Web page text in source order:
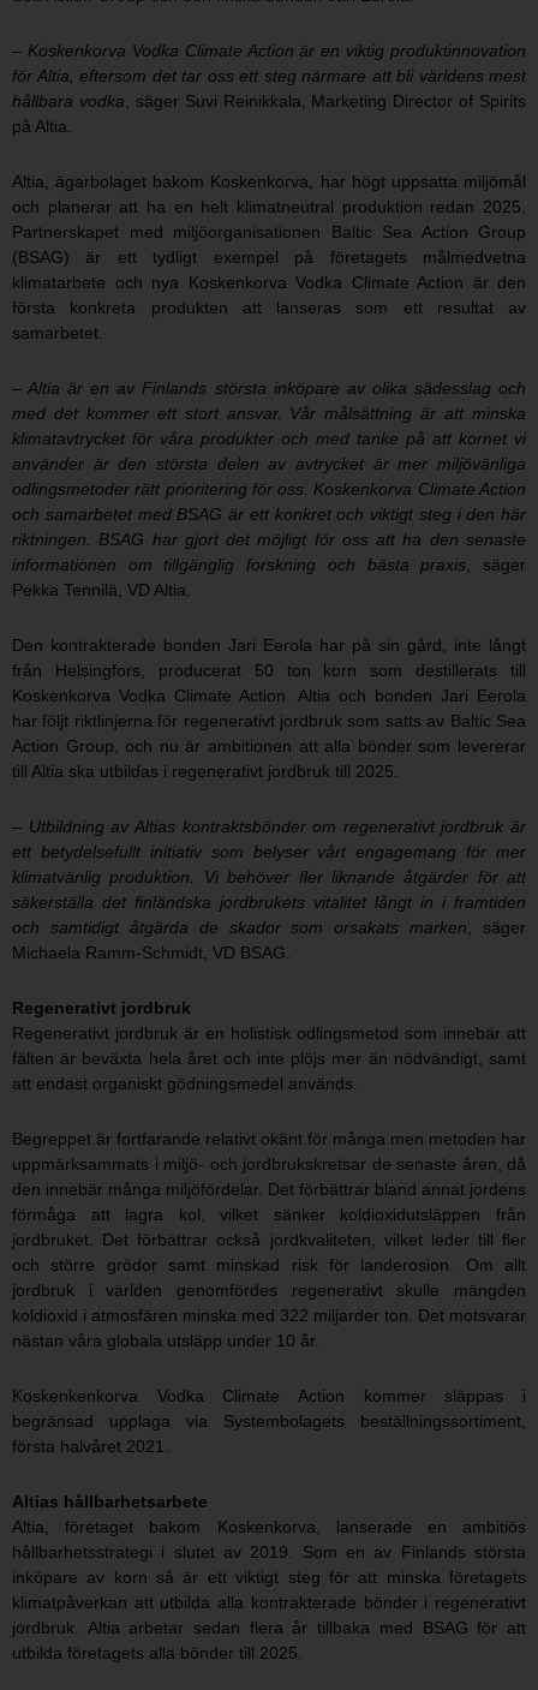
– Koskenkorva Vodka Climate Action är en viktig produktinnovation
för Altia, eftersom det tar oss ett steg närmare att bli världens mest
hållbara vodka, säger Suvi Reinikkala, Marketing Director of Spirits
på Altia.
Altia, ägarbolaget bakom Koskenkorva, har högt uppsatta miljömål
och planerar att ha en helt klimatneutral produktion redan 2025.
Partnerskapet med miljöorganisationen Baltic Sea Action Group
(BSAG) är ett tydligt exempel på företagets målmedvetna
klimatarbete och nya Koskenkorva Vodka Climate Action är den
första konkreta produkten att lanseras som ett resultat av
samarbetet.
– Altia är en av Finlands största inköpare av olika sädesslag och
med det kommer ett stort ansvar. Vår målsättning är att minska
klimatavtrycket för våra produkter och med tanke på att kornet vi
använder är den största delen av avtrycket är mer miljövänliga
odlingsmetoder rätt prioritering för oss. Koskenkorva Climate Action
och samarbetet med BSAG är ett konkret och viktigt steg i den här
riktningen. BSAG har gjort det möjligt för oss att ha den senaste
informationen om tillgänglig forskning och bästa praxis, säger
Pekka Tennilä, VD Altia.
Den kontrakterade bonden Jari Eerola har på sin gård, inte långt
från Helsingfors, producerat 50 ton korn som destillerats till
Koskenkorva Vodka Climate Action. Altia och bonden Jari Eerola
har följt riktlinjerna för regenerativt jordbruk som satts av Baltic Sea
Action Group, och nu är ambitionen att alla bönder som levererar
till Altia ska utbildas i regenerativt jordbruk till 2025.
– Utbildning av Altias kontraktsbönder om regenerativt jordbruk är
ett betydelsefullt initiativ som belyser vårt engagemang för mer
klimatvänlig produktion. Vi behöver fler liknande åtgärder för att
säkerställa det finländska jordbrukets vitalitet långt in i framtiden
och samtidigt åtgärda de skador som orsakats marken, säger
Michaela Ramm-Schmidt, VD BSAG.
Regenerativt jordbruk
Regenerativt jordbruk är en holistisk odlingsmetod som innebär att
fälten är beväxta hela året och inte plöjs mer än nödvändigt, samt
att endast organiskt gödningsmedel används.
Begreppet är fortfarande relativt okänt för många men metoden har
uppmärksammats i miljö- och jordbrukskretsar de senaste åren, då
den innebär många miljöfördelar. Det förbättrar bland annat jordens
förmåga att lagra kol, vilket sänker koldioxidutsläppen från
jordbruket. Det förbättrar också jordkvaliteten, vilket leder till fler
och större grödor samt minskad risk för landerosion. Om allt
jordbruk i världen genomfördes regenerativt skulle mängden
koldioxid i atmosfären minska med 322 miljarder ton. Det motsvarar
nästan våra globala utsläpp under 10 år.
Koskenkenkorva Vodka Climate Action kommer släppas i
begränsad upplaga via Systembolagets beställningssortiment,
första halvåret 2021.
Altias hållbarhetsarbete
Altia, företaget bakom Koskenkorva, lanserade en ambitiös
hållbarhetsstrategi i slutet av 2019. Som en av Finlands största
inköpare av korn så är ett viktigt steg för att minska företagets
klimatpåverkan att utbilda alla kontrakterade bönder i regenerativt
jordbruk. Altia arbetar sedan flera år tillbaka med BSAG för att
utbilda företagets alla bönder till 2025.